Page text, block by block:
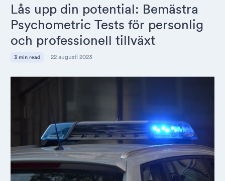
Lås upp din potential: Bemästra
Psychometric Tests för personlig
och professionell tillväxt
3 min read 22 augusti 2023